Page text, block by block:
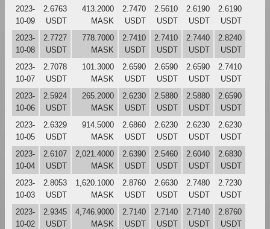
2023-
10-09
2.6763
USDT
413.2000
MASK
2.7470
USDT
2.5610
USDT
2.6190
USDT
2.6190
USDT
2023-
10-08
2.7727
USDT
778.7000
MASK
2.7410
USDT
2.7410
USDT
2.7440
USDT
2.8240
USDT
2023-
10-07
2.7078
USDT
101.3000
MASK
2.6590
USDT
2.6590
USDT
2.6590
USDT
2.7410
USDT
2023-
10-06
2.5924
USDT
265.2000
MASK
2.6230
USDT
2.5880
USDT
2.5880
USDT
2.6590
USDT
2023-
10-05
2.6329
USDT
914.5000
MASK
2.6860
USDT
2.6230
USDT
2.6230
USDT
2.6230
USDT
2023-
10-04
2.6107
USDT
2,021.4000
MASK
2.6390
USDT
2.5460
USDT
2.6040
USDT
2.6830
USDT
2023-
10-03
2.8053
USDT
1,620.1000
MASK
2.8760
USDT
2.6630
USDT
2.7480
USDT
2.7230
USDT
2023-
10-02
2.9345
USDT
4,746.9000
MASK
2.7140
USDT
2.7140
USDT
2.7140
USDT
2.8760
USDT